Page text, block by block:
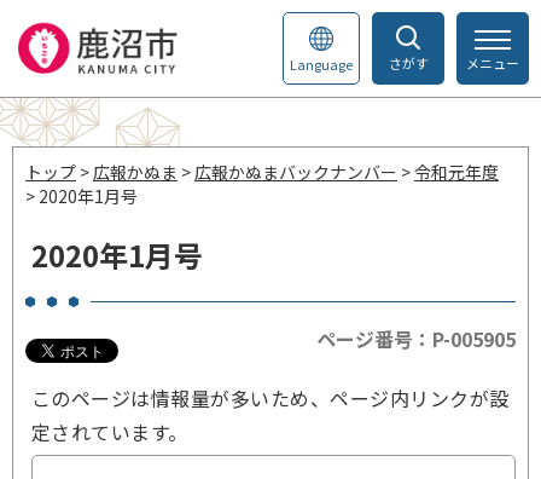
さがす
Language メニュー
トップ >広報かぬま >広報かぬまバックナンバー >令和元年度
> 2020年1月号
2020年1月号
ページ番号：P-005905
このページは情報量が多いため、ページ内リンクが設
定されています。